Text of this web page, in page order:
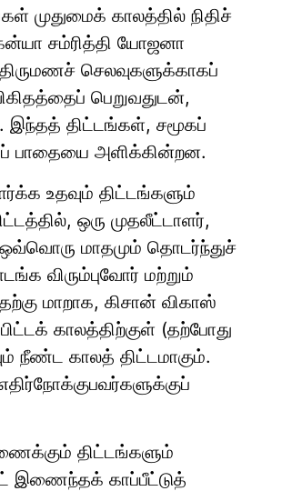
முதுமைக் காலத்தில் நிதிச்
சம்ரித்தி யோஜனா
செலவுகளுக்காகப்
பெறுவதுடன்,
இந்தத் திட்டங்கள், சமூகப்
பாதையை அளிக்கின்றன.
உதவும் திட்டங்களும்
ஒரு முதலீட்டாளர்,
ஒவ்வொரு மாதமும் தொடர்ந்துச்
விரும்புவோர் மற்றும்
மாறாக, கிசான் விகாஸ்
காலத்திற்குள் (தற்போது
நீண்ட காலத் திட்டமாகும்.
திட்டங்களும்
இணைந்தக் காப்பீட்டுத்